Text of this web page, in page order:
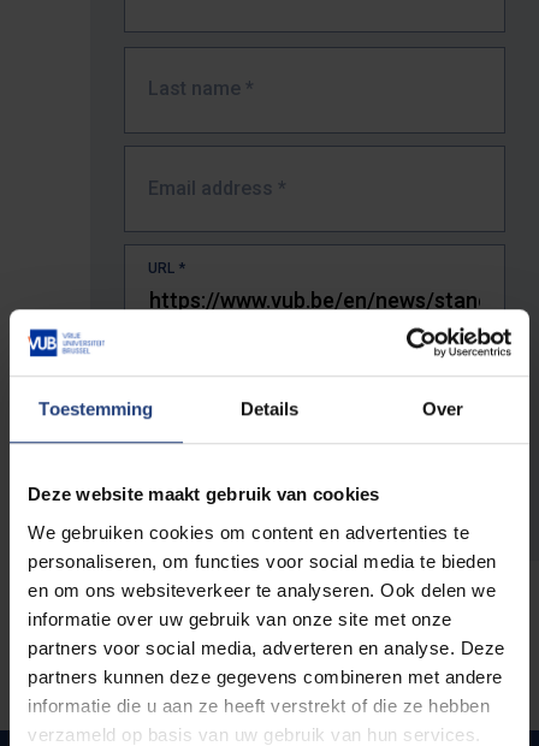
Toestemming Details Over
Deze website maakt gebruik van cookies
We gebruiken cookies om content en advertenties te
personaliseren, om functies voor social media te bieden
en om ons websiteverkeer te analyseren. Ook delen we
informatie over uw gebruik van onze site met onze
partners voor social media, adverteren en analyse. Deze
partners kunnen deze gegevens combineren met andere
informatie die u aan ze heeft verstrekt of die ze hebben
verzameld op basis van uw gebruik van hun services.
Last name *
Email address *
URL *
The full URL of the page where you encountered the error.